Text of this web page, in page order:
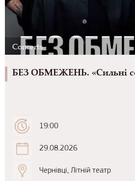
Concerts
БЕЗ ОБМЕЖЕНЬ. «Сильні
19:00
29.08.2026
Чернівці, Літній театр